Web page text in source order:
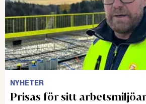
NYHETER
Prisas för sitt